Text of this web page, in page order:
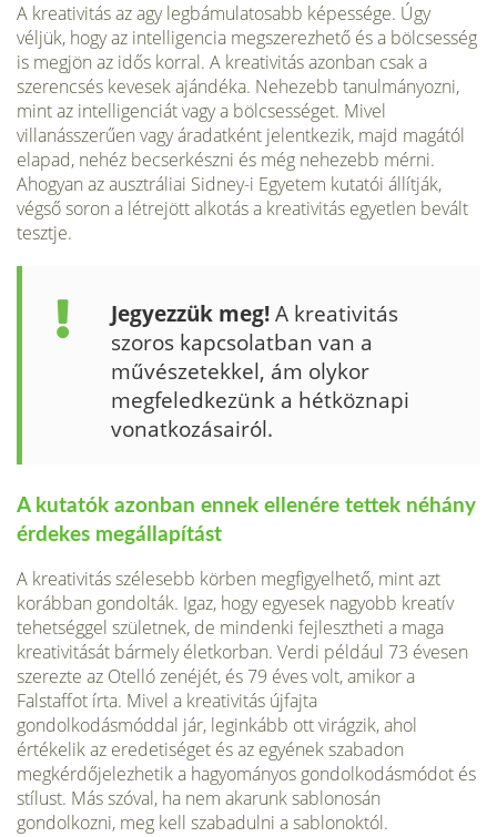
A kreativitás az agy legbámulatosabb képessége. Úgy
véljük, hogy az intelligencia megszerezhető és a bölcsesség
is megjön az idős korral. A kreativitás azonban csak a
szerencsés kevesek ajándéka. Nehezebb tanulmányozni,
mint az intelligenciát vagy a bölcsességet. Mivel
villanásszerűen vagy áradatként jelentkezik, majd magától
elapad, nehéz becserkészni és még nehezebb mérni.
Ahogyan az ausztráliai Sidney-i Egyetem kutatói állítják,
végső soron a létrejött alkotás a kreativitás egyetlen bevált
tesztje.
Jegyezzük meg!A kreativitás
szoros kapcsolatban van a
művészetekkel, ám olykor
megfeledkezünk a hétköznapi
vonatkozásairól.
A kutatók azonban ennek ellenére tettek néhány
érdekes megállapítást
A kreativitás szélesebb körben megfigyelhető, mint azt
korábban gondolták. Igaz, hogy egyesek nagyobb kreatív
tehetséggel születnek, de mindenki fejlesztheti a maga
kreativitását bármely életkorban. Verdi például 73 évesen
szerezte az Otelló zenéjét, és 79 éves volt, amikor a
Falstaffot írta. Mivel a kreativitás újfajta
gondolkodásmóddal jár, leginkább ott virágzik, ahol
értékelik az eredetiséget és az egyének szabadon
megkérdőjelezhetik a hagyományos gondolkodásmódot és
stílust. Más szóval, ha nem akarunk sablonosán
gondolkozni, meg kell szabadulni a sablonoktól.